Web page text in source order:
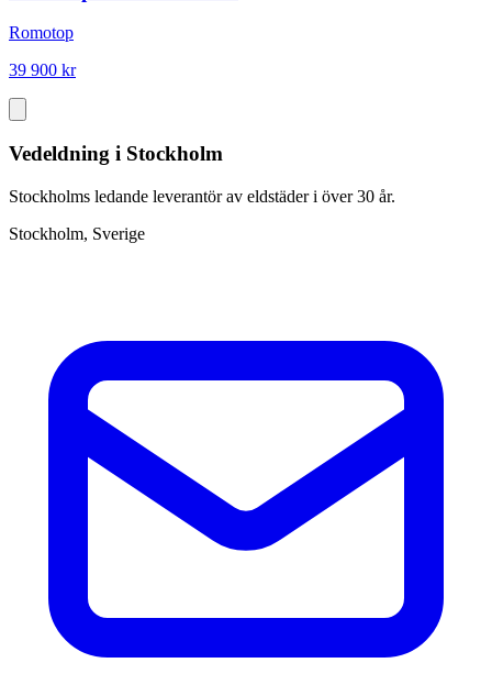
Romotop
39 900 kr
Vedeldning i Stockholm
Stockholms ledande leverantör av eldstäder i över 30 år.
Stockholm, Sverige